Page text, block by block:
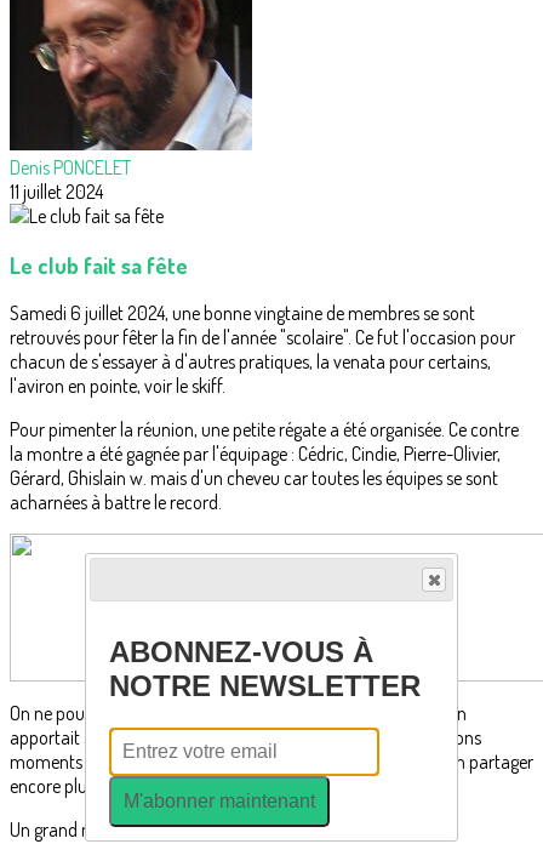
Denis PONCELET
11 juillet 2024
Le club fait sa fête
Samedi 6 juillet 2024, une bonne vingtaine de membres se sont
retrouvés pour fêter la fin de l'année "scolaire". Ce fut l'occasion pour
chacun de s'essayer à d'autres pratiques, la venata pour certains,
l'aviron en pointe, voir le skiff.
Pour pimenter la réunion, une petite régate a été organisée. Ce contre
la montre a été gagnée par l'équipage : Cédric, Cindie, Pierre-Olivier,
Gérard, Ghislain w. mais d'un cheveu car toutes les équipes se sont
acharnées à battre le record.
On ne pouvait pas terminer sans partager un repas où chacun
apportait sa quote-part et bien sûr en levant son verre aux bons
moments passés ensemble les mois derniers en souhaitant en partager
encore plus dans le future.
Un grand merci à notre organisatrice d'exception ... Fabiola
ABONNEZ-VOUS À
NOTRE NEWSLETTER
M'abonner maintenant